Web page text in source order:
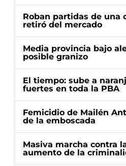
Roban partidas de una
retiró del mercado
Media provincia bajo
posible granizo
El tiempo: sube a
fuertes en toda la PBA
Femicidio de Mailén
de la emboscada
Masiva marcha contra
aumento de la